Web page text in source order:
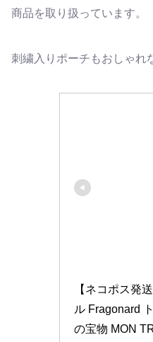
商品を取り扱っています。
刺繍入りポーチもおしゃれ
【ネコポス発
ル Fragonard
の宝物 MON